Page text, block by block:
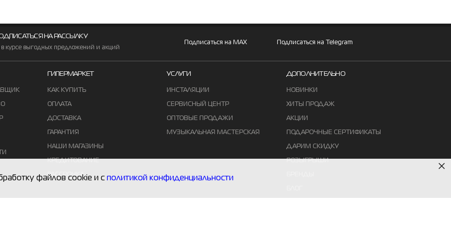
НА РАССЫЛКУ
в курсе выгодных предложений и акций
Подписаться на MAX Подписаться на Telegram
ГИПЕРМАРКЕТ
КАК КУПИТЬ
ОПЛАТА
ДОСТАВКА
ГАРАНТИЯ
НАШИ МАГАЗИНЫ
РАССРОЧКА
УСЛУГИ
ИНСТАЛЯЦИИ
СЕРВИСНЫЙ ЦЕНТР
ОПТОВЫЕ ПРОДАЖИ
МУЗЫКАЛЬНАЯ МАСТЕРСКАЯ
ДОПОЛНИТЕЛЬНО
НОВИНКИ
ХИТЫ ПРОДАЖ
АКЦИИ
ПОДАРОЧНЫЕ СЕРТИФИКАТЫ
ДАРИМ СКИДКУ
файлов cookie и с политикой конфиденциальности
×